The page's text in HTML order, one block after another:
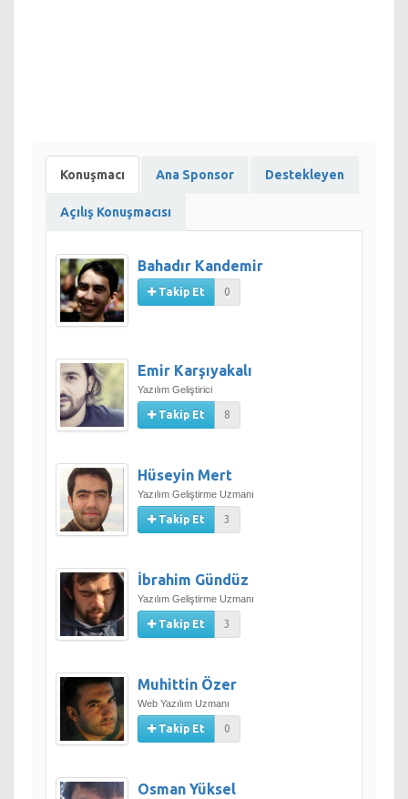
Konuşmacı Ana Sponsor Destekleyen
Açılış Konuşmacısı
Bahadır Kandemir
Takip Et 0
Emir Karşıyakalı
Yazılım Geliştirici
Takip Et 8
Hüseyin Mert
Yazılım Geliştirme Uzmanı
Takip Et 3
İbrahim Gündüz
Yazılım Geliştirme Uzmanı
Takip Et 3
Muhittin Özer
Web Yazılım Uzmanı
Takip Et 0
Osman Yüksel